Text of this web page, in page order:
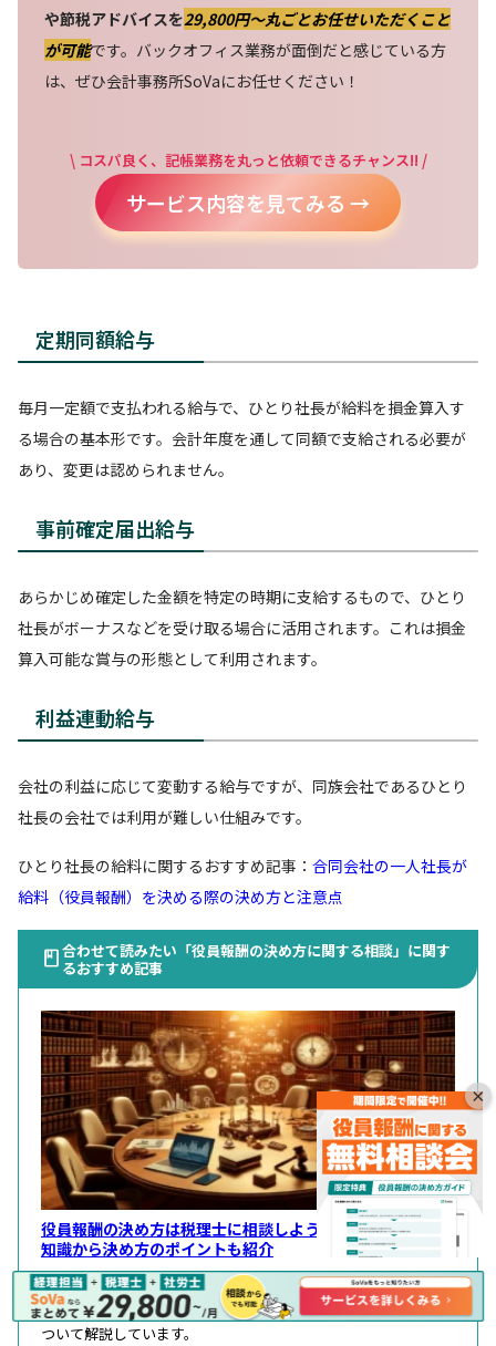
や節税アドバイスを29,800円〜丸ごとお任せいただくこと
が可能です。バックオフィス業務が面倒だと感じている方
は、ぜひ会計事務所SoVaにお任せください！
\ コスパ良く、記帳業務を丸っと依頼できるチャンス!! /
サービス内容を見てみる →
定期同額給与
毎月一定額で支払われる給与で、ひとり社長が給料を損金算入す
る場合の基本形です。会計年度を通して同額で支給される必要が
あり、変更は認められません。
事前確定届出給与
あらかじめ確定した金額を特定の時期に支給するもので、ひとり
社長がボーナスなどを受け取る場合に活用されます。これは損金
算入可能な賞与の形態として利用されます。
利益連動給与
会社の利益に応じて変動する給与ですが、同族会社であるひとり
社長の会社では利用が難しい仕組みです。
ひとり社長の給料に関するおすすめ記事： 合同会社の一人社長が
給料（役員報酬）を決める際の決め方と注意点
合わせて読みたい「役員報酬の決め方に関する相談」に関す
るおすすめ記事
役員報酬の決め方は税理士に相談しよう！役員報酬の基礎
知識から決め方のポイントも紹介
この記事では役員報酬の制度を作ろうした場合、税理士に依頼
する場合の相談事項に
ついて解説しています。
×